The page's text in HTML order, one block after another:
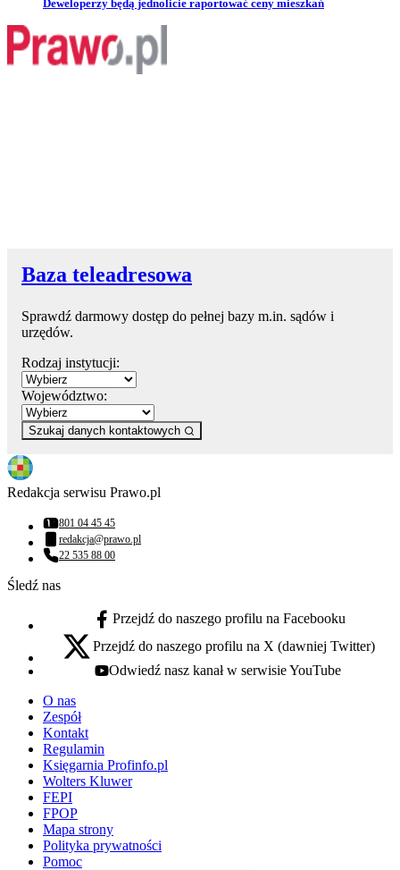
Deweloperzy będą jednolicie raportować ceny mieszkań
Baza teleadresowa
Sprawdź darmowy dostęp do pełnej bazy m.in. sądów i
urzędów.
Rodzaj instytucji:
Województwo:
Szukaj danych kontaktowych
Redakcja serwisu Prawo.pl
Numer telefonu:
801 04 45 45
Adres email:
redakcja@prawo.pl
Numer telefonu:
22 535 88 00
Śledź nas
facebook - otwiera się w nowej karcie
Przejdź do naszego profilu na Facebooku
x - otwiera się w nowej karcie
Przejdź do naszego profilu na X (dawniej Twitter)
youtube - otwiera się w nowej karcie
Odwiedź nasz kanał w serwisie YouTube
O nas
Zespół
Kontakt
Regulamin
Księgarnia Profinfo.pl
Wolters Kluwer
FEPI
FPOP
Mapa strony
Polityka prywatności
Pomoc